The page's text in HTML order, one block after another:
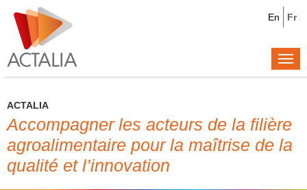
Fr
En
ACTALIA
Accompagner les acteurs de la filière
agroalimentaire pour la maîtrise de la
qualité et l’innovation